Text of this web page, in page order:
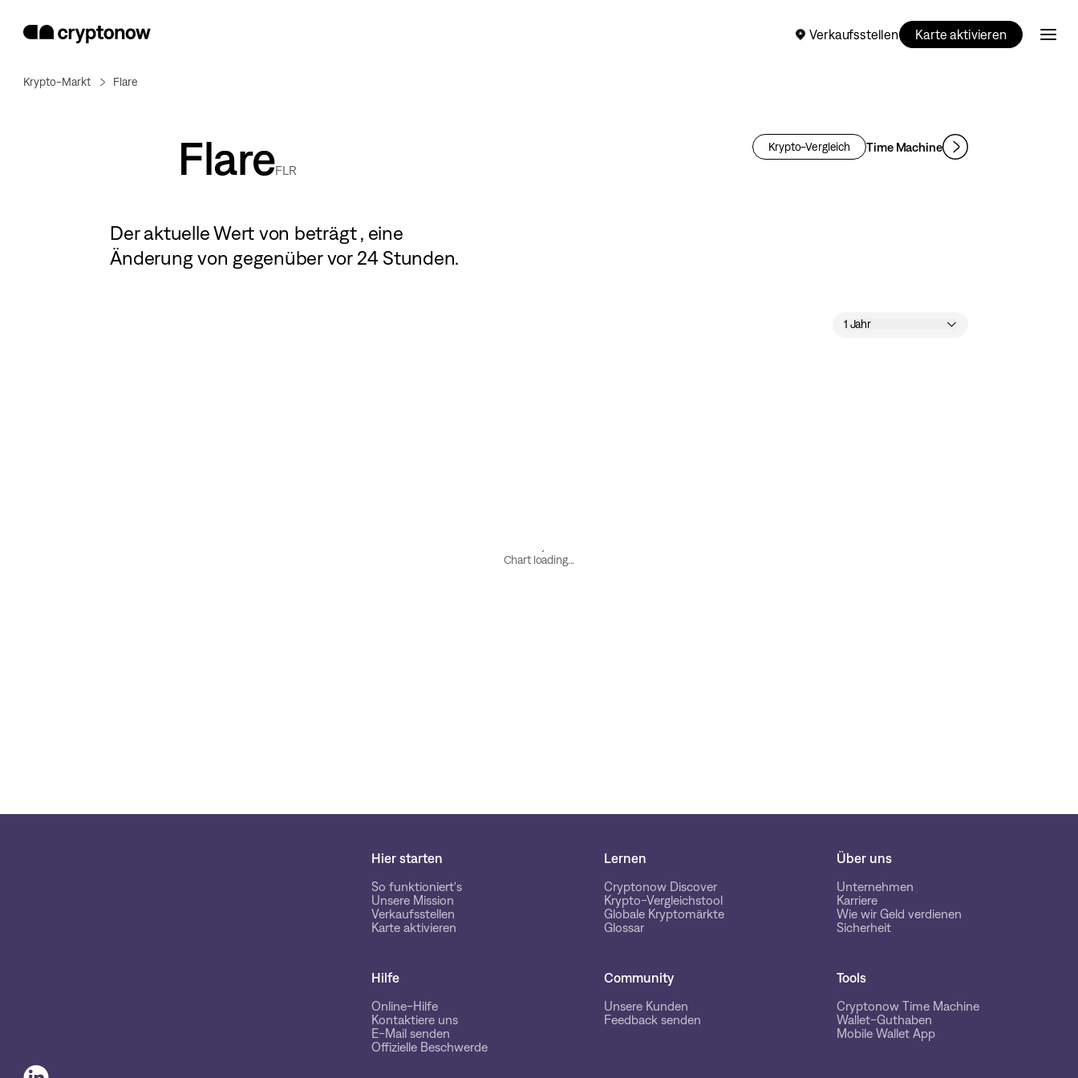
Verkaufsstellen Karte aktivieren
Krypto-Markt Flare
FlareFLR
Der aktuelle Wert von beträgt, eine
Änderung von gegenüber vor 24 Stunden.
Krypto-Vergleich Time Machine
1 Jahr
Chart loading...
Hier starten
So funktioniert's
Unsere Mission
Verkaufsstellen
Karte aktivieren
Lernen
Cryptonow Discover
Krypto-Vergleichstool
Globale Kryptomärkte
Glossar
Über uns
Unternehmen
Karriere
Wie wir Geld verdienen
Sicherheit
Hilfe
Online-Hilfe
Kontaktiere uns
E-Mail senden
Offizielle Beschwerde
Community
Unsere Kunden
Feedback senden
Tools
Cryptonow Time Machine
Wallet-Guthaben
Mobile Wallet App